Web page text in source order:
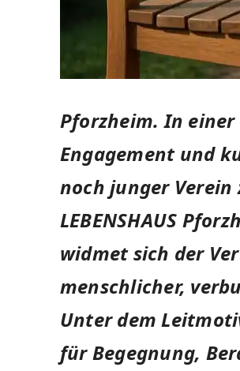
Pforzheim. In einer
Engagement und
noch junger
LEBENSHAUS
widmet sich der
menschlicher,
Unter dem
für Begegnung,